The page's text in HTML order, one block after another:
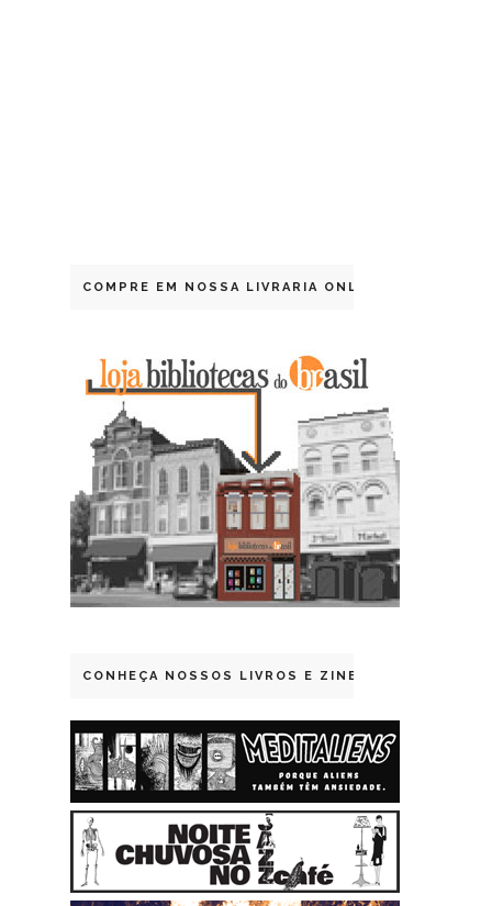
COMPRE EM NOSSA LIVRARIA ONLINE
CONHEÇA NOSSOS LIVROS E ZINES